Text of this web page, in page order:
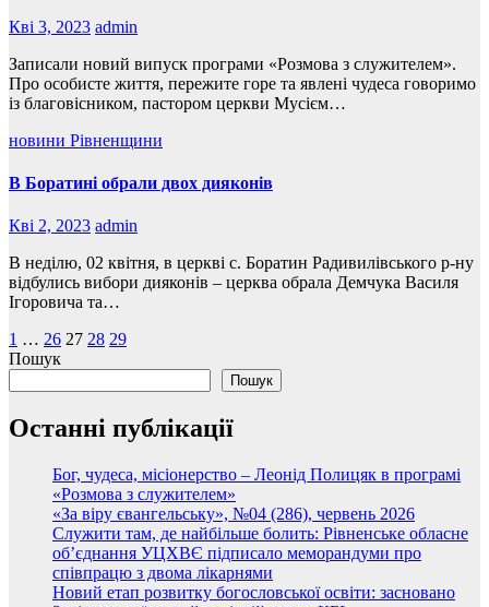
Кві 3, 2023 admin
Записали новий випуск програми «Розмова з служителем».
Про особисте життя, пережите горе та явлені чудеса говоримо
із благовісником, пастором церкви Мусієм…
новини Рівненщини
В Боратині обрали двох дияконів
Кві 2, 2023 admin
В неділю, 02 квітня, в церкві с. Боратин Радивилівського р-ну
відбулись вибори дияконів – церква обрала Демчука Василя
Ігоровича та…
Пагінація
записів
1 … 26 27 28 29
Пошук
Пошук
Останні публікації
Бог, чудеса, місіонерство – Леонід Полицяк в програмі
«Розмова з служителем»
«За віру євангельську», №04 (286), червень 2026
Служити там, де найбільше болить: Рівненське обласне
об’єднання УЦХВЄ підписало меморандуми про
співпрацю з двома лікарнями
Новий етап розвитку богословської освіти: засновано